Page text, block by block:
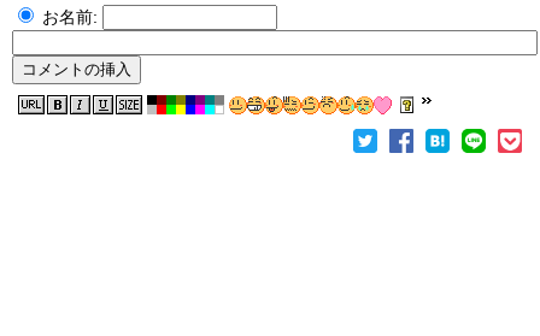
お名前: